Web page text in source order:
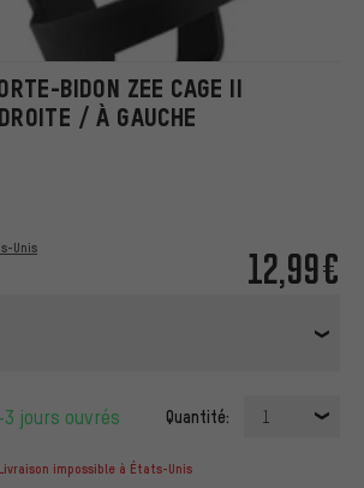
BIDON ZEE CAGE II
/ À GAUCHE
12,99€
Unis
3 jours ouvrés Quantité: 1
Livraison impossible à États-Unis